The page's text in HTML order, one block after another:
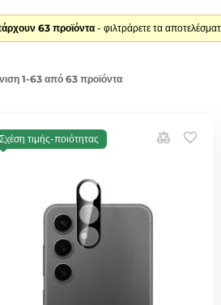
63 προϊόντα- φιλτράρετε τα
1-63 από 63 προϊόντα
Σχέση τιμής-ποιότητας